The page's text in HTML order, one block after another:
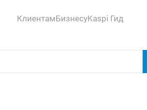
КлиентамБизнесуKaspi Гид